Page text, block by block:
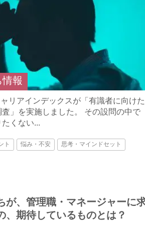
報
リアインデックスが「有識者に向けた
」を実施しました。 その設問の中で
たくない...
ト 悩み・不安 思考・マインドセット
が、管理職・マネージャーに
、期待しているものとは？